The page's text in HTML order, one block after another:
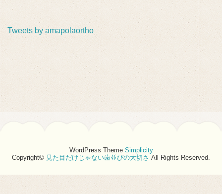
Tweets by amapolaortho
WordPress Theme Simplicity
Copyright© 見た目だけじゃない歯並びの大切さ All Rights Reserved.